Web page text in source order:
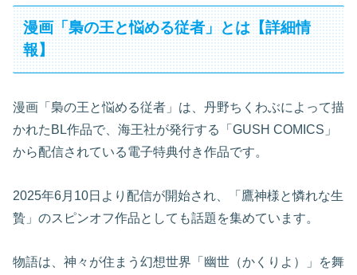
漫画「梟の王と悩める従者」とは【詳細情
報】
漫画「梟の王と悩める従者」は、丹野ちくわぶによって描
かれたBL作品で、海王社が発行する「GUSH COMICS」
から配信されている電子特典付き作品です。
2025年6月10日より配信が開始され、「鷹神様と憐れな生
贄」のスピンオフ作品としても話題を集めています。
物語は、神々が住まう幻想世界「幽世（かくりよ）」を舞